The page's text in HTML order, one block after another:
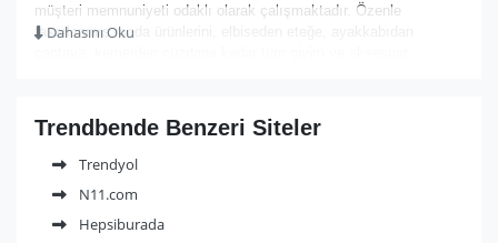
müşteri memnuniyeti odaklı olarak çalışmaktadır. Özenle
tasarlanmış moda ürünlerini, elbiseden eteğe, ayakkabıdan
Dahasını Oku
Trendbende Benzeri Siteler
Trendyol
N11.com
Hepsiburada